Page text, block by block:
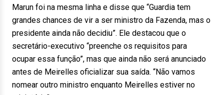
Marun foi na mesma linha e disse que “Guardia tem
grandes chances de vir a ser ministro da Fazenda, mas o
presidente ainda não decidiu”. Ele destacou que o
secretário-executivo “preenche os requisitos para
ocupar essa função”, mas que ainda não será anunciado
antes de Meirelles oficializar sua saída. “Não vamos
nomear outro ministro enquanto Meirelles estiver no